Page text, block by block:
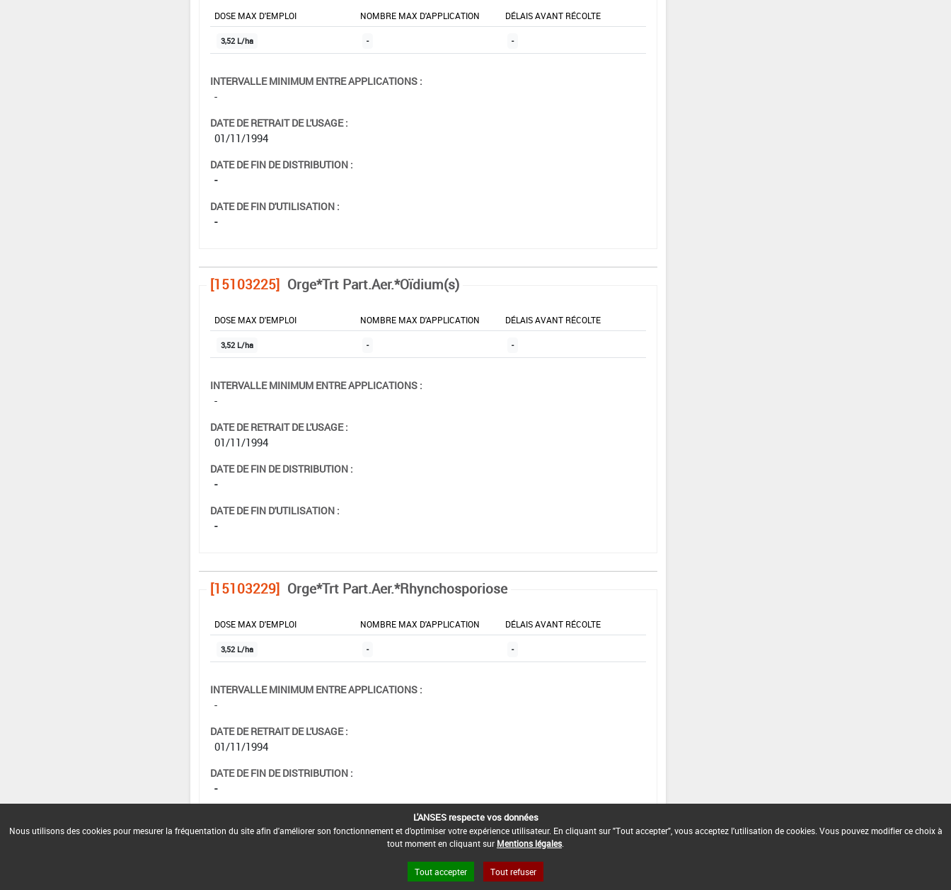
DOSE MAX D'EMPLOI NOMBRE MAX D'APPLICATION DÉLAIS AVANT RÉCOLTE
3,52 L/ha - -
INTERVALLE MINIMUM ENTRE APPLICATIONS :
-
DATE DE RETRAIT DE L'USAGE :
01/11/1994
DATE DE FIN DE DISTRIBUTION :
-
DATE DE FIN D'UTILISATION :
-
[15103225] Orge*Trt Part.Aer.*Oïdium(s)
DOSE MAX D'EMPLOI NOMBRE MAX D'APPLICATION DÉLAIS AVANT RÉCOLTE
3,52 L/ha - -
INTERVALLE MINIMUM ENTRE APPLICATIONS :
-
DATE DE RETRAIT DE L'USAGE :
01/11/1994
DATE DE FIN DE DISTRIBUTION :
-
DATE DE FIN D'UTILISATION :
-
[15103229] Orge*Trt Part.Aer.*Rhynchosporiose
DOSE MAX D'EMPLOI NOMBRE MAX D'APPLICATION DÉLAIS AVANT RÉCOLTE
3,52 L/ha - -
INTERVALLE MINIMUM ENTRE APPLICATIONS :
-
DATE DE RETRAIT DE L'USAGE :
01/11/1994
DATE DE FIN DE DISTRIBUTION :
-
-
L'ANSES respecte vos données
Nous utilisons des cookies pour mesurer la fréquentation du site afin d'améliorer son fonctionnement et d'optimiser votre expérience utilisateur. En cliquant sur "Tout accepter", vous acceptez l'utilisation de cookies. Vous pouvez modifier ce choix à
tout moment en cliquant sur Mentions légales
Tout accepter Tout refuser